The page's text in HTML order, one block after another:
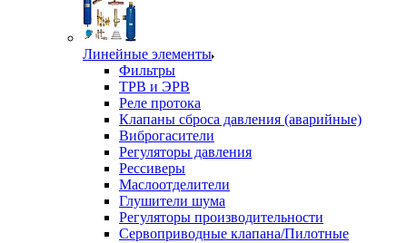
Линейные элементы
Фильтры
ТРВ и ЭРВ
Реле протока
Клапаны сброса давления (аварийные)
Виброгасители
Регуляторы давления
Рессиверы
Маслоотделители
Глушители шума
Регуляторы производительности
Сервоприводные клапана/Пилотные